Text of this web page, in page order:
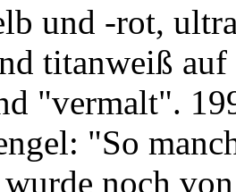
und -rot,
titanweiß
"vermalt".
"So
noch